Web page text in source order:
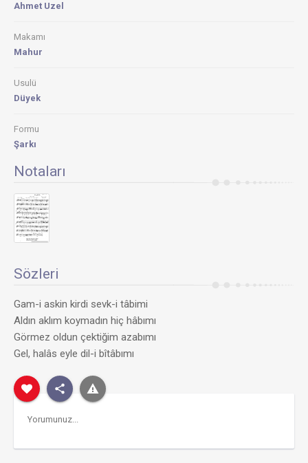
Ahmet Uzel
Makamı
Mahur
Usulü
Düyek
Formu
Şarkı
Notaları
Sözleri
Gam-i askin kirdi sevk-i tâbimi
Aldın aklım koymadın hiç hâbımı
Görmez oldun çektiğim azabımı
Gel, halâs eyle dil-i bîtâbımı